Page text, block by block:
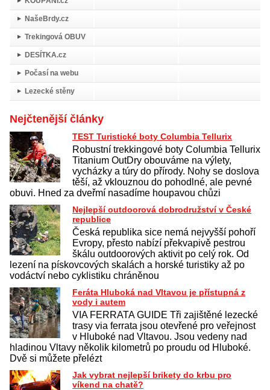
NašeBrdy.cz
Trekingová OBUV
DESÍTKA.cz
Počasí na webu
Lezecké stěny
Nejčtenější články
TEST Turistické boty Columbia Tellurix
Robustní trekkingové boty Columbia Tellurix
Titanium OutDry obouváme na výlety,
vycházky a túry do přírody. Nohy se doslova
těší, až vklouznou do pohodlné, ale pevné
obuvi. Hned za dveřmí nasadíme houpavou chůzi
Nejlepší outdoorová dobrodružství v České
republice
Česká republika sice nemá nejvyšší pohoří
Evropy, přesto nabízí překvapivě pestrou
škálu outdoorových aktivit po celý rok. Od
lezení na pískovcových skalách a horské turistiky až po
vodáctví nebo cyklistiku chráněnou
Feráta Hluboká nad Vltavou je přístupná z
vody i autem
VIA FERRATA GUIDE Tři zajištěné lezecké
trasy via ferrata jsou otevřené pro veřejnost
v Hluboké nad Vltavou. Jsou vedeny nad
hladinou Vltavy několik kilometrů po proudu od Hluboké.
Dvě si můžete přelézt
Jak vybrat nejlepší brikety do krbu pro
víkend na chatě?